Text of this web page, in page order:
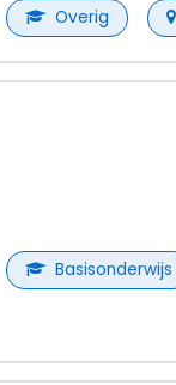
Overig
Basisonderwijs